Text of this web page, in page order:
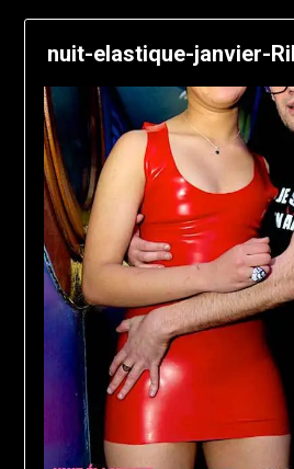
nuit-elastique-janvier-